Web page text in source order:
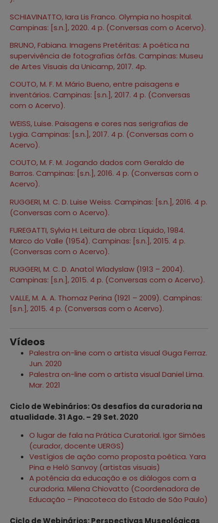
SCHIAVINATTO, Iara Lis Franco. Olympia no hospital.
Campinas: [s.n.], 2020. 4 p. (Conversas com o Acervo).
BRUNO, Fabiana. Imagens Pretéritas: A poética na
supervivência de fotografias órfãs. Campinas: Museu
de Artes Visuais da Unicamp, 2017. 4p.
COUTO, M. F. M. Mário Bueno, entre paisagens e
inventários. Campinas: [s.n.], 2017. 4 p. (Conversas
com o Acervo).
WEISS, Luise. Paisagens e cores nas serigrafias de
Lygia. Campinas: [s.n.], 2017. 4 p. (Conversas com o
Acervo).
COUTO, M. F. M. Jogando dados com Geraldo de
Barros. Campinas: [s.n.], 2016. 4 p. (Conversas com o
Acervo).
RUGGERI, M. C. D. Luise Weiss. Campinas: [s.n.], 2016. 4 p.
(Conversas com o Acervo).
FUREGATTI, Sylvia H. Leitura de obra: Líquido, 1984.
Marco do Valle (1954). Campinas: [s.n.], 2015. 4 p.
(Conversas com o Acervo).
RUGGERI, M. C. D. Anatol Wladyslaw (1913 – 2004).
Campinas: [s.n.], 2015. 4 p. (Conversas com o Acervo).
VALLE, M. A. A. Thomaz Perina (1921 – 2009). Campinas:
[s.n.], 2015. 4 p. (Conversas com o Acervo).
Vídeos
Palestra on-line com o artista visual Guga Ferraz.
Jun. 2020
Palestra on-line com o artista visual Daniel Lima.
Mar. 2021
Ciclo de Webinários: Os desafios da curadoria na
atualidade. 31 Ago. – 29 Set. 2020
O lugar de fala na Prática Curatorial. Igor Simões
(curador, docente UERGS)
Vestígios de ação como proposta poética. Yara
Pina e Helô Sanvoy (artistas visuais)
A potência da educação e os diálogos com a
curadoria. Milena Chiovatto (Coordenadora de
Educação – Pinacoteca do Estado de São Paulo)
Ciclo de Webinários: Perspectivas Museológicas